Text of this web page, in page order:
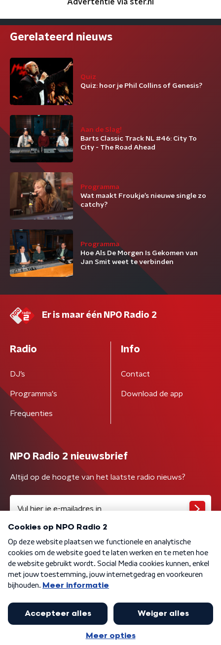
Advertentie via ster.nl
Gerelateerd nieuws
Quiz
Quiz: hoor je Phil Collins of Genesis?
Aan de Slag!
Barts Classic Track NL #46: City To
City - The Road Ahead
Programma
Wat maakt Froukje’s nieuwe single zo
catchy?
Programma
Hoe Als De Morgen Is Gekomen van
Jan Smit weet te verbinden
Er is maar één NPO Radio 2
Radio
DJ’s
Programma's
Frequenties
Info
Contact
Download de app
NPO Radio 2 nieuwsbrief
Altijd op de hoogte van het laatste radio nieuws?
Algemene voorwaarden